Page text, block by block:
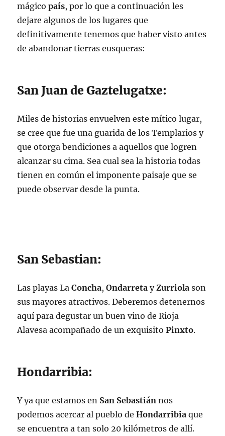
mágicopaís, por lo que a continuación les
dejare algunos de los lugares que
definitivamente tenemos que haber visto antes
de abandonar tierras eusqueras:
San Juan de Gaztelugatxe:
Miles de historias envuelven este mítico lugar,
se cree que fue una guarida de los Templarios y
que otorga bendiciones a aquellos que logren
alcanzar su cima. Sea cual sea la historia todas
tienen en común el imponente paisaje que se
puede observar desde la punta.
San Sebastian:
Las playas LaConcha,Ondarreta yZurriola son
sus mayores atractivos. Deberemos detenernos
aquí para degustar un buen vino de Rioja
Alavesa acompañado de un exquisitoPinxto.
Hondarribia:
Y ya que estamos en San Sebastián nos
podemos acercar al pueblo deHondarribia que
se encuentra a tan solo 20 kilómetros de allí.